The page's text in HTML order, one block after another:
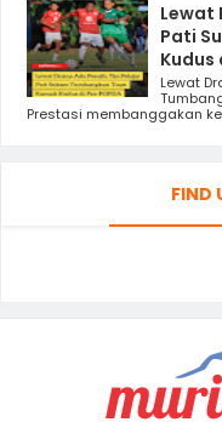
Lewat
Pati
Kudus
Lewat
Prestasi membanggakan
FIND